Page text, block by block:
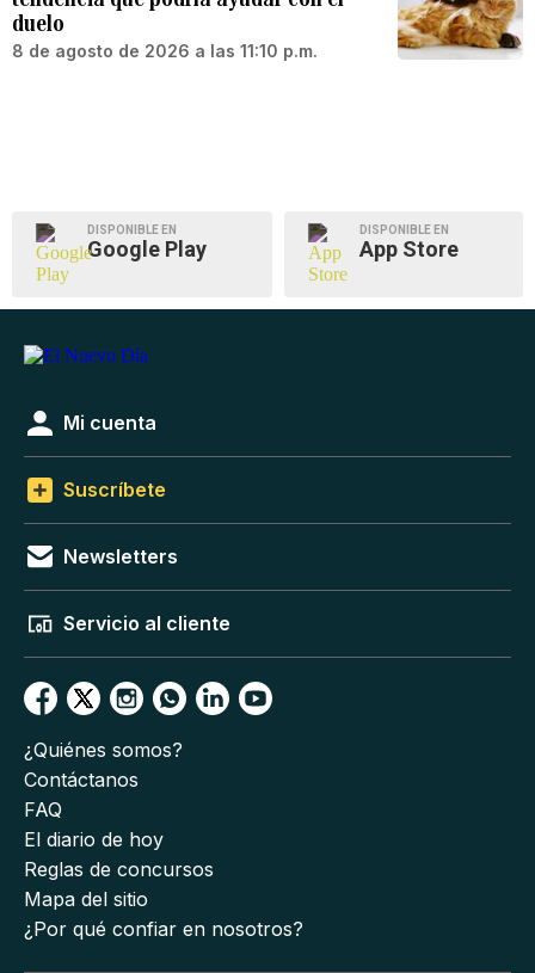
duelo
8 de agosto de 2026 a las 11:10 p.m.
DISPONIBLE EN
Google Play
DISPONIBLE EN
App Store
Mi cuenta
Suscríbete
Newsletters
Servicio al cliente
¿Quiénes somos?
Contáctanos
FAQ
El diario de hoy
Reglas de concursos
Mapa del sitio
¿Por qué confiar en nosotros?